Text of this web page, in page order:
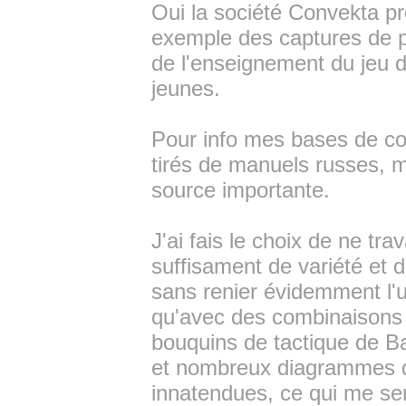
Oui la société Convekta
exemple des captures de
de l'enseignement du jeu
jeunes.
Pour info mes bases de
tirés de manuels russes,
source importante.
J'ai fais le choix de ne
suffisament de variété et
sans renier évidemment
qu'avec des
bouquins de tactique de
et nombreux
innatendues, ce qui me